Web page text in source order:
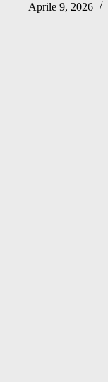
Aprile 9, 2026